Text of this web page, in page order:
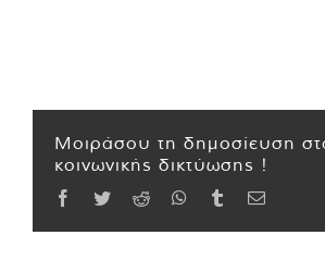
Μοιράσου τη δημοσίευση
κοινωνικής δικτύωσης !
Facebook
TwitterReddit WhatsApp
TumblrEmail